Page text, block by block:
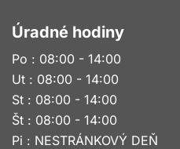
Úradné hodiny
Po : 08:00 - 14:00
Ut : 08:00 - 14:00
St : 08:00 - 14:00
Št : 08:00 - 14:00
Pi : NESTRÁNKOVÝ DEŇ